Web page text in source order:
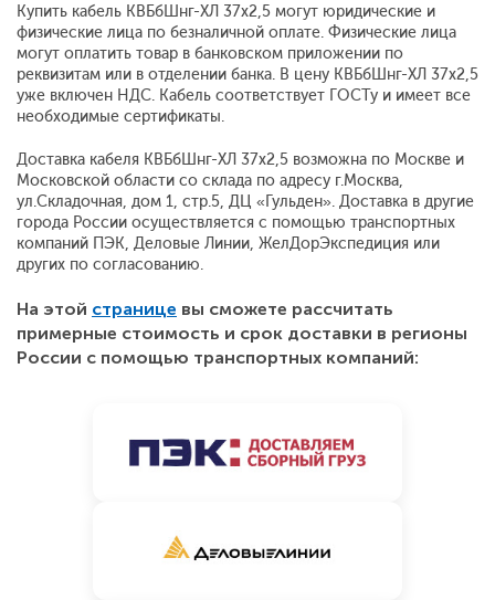
Купить кабель КВБбШнг-ХЛ 37х2,5 могут юридические и
физические лица по безналичной оплате. Физические лица
могут оплатить товар в банковском приложении по
реквизитам или в отделении банка. В цену КВБбШнг-ХЛ 37х2,5
уже включен НДС. Кабель соответствует ГОСТу и имеет все
необходимые сертификаты.
Доставка кабеля КВБбШнг-ХЛ 37х2,5 возможна по Москве и
Московской области со склада по адресу г.Москва,
ул.Складочная, дом 1, стр.5, ДЦ «Гульден». Доставка в другие
города России осуществляется с помощью транспортных
компаний ПЭК, Деловые Линии, ЖелДорЭкспедиция или
других по согласованию.
На этой странице вы сможете рассчитать
примерные стоимость и срок доставки в регионы
России с помощью транспортных компаний: